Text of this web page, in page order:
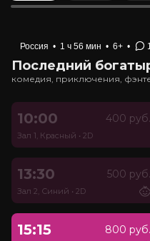
Россия • 1 ч 56 мин • 6+ •
Последний
комедия, приключения,
10:00 400 руб.
Зал 1, Красный • 2D
13:30 500 руб.
Зал 2, Синий • 2D
15:15 800 руб.